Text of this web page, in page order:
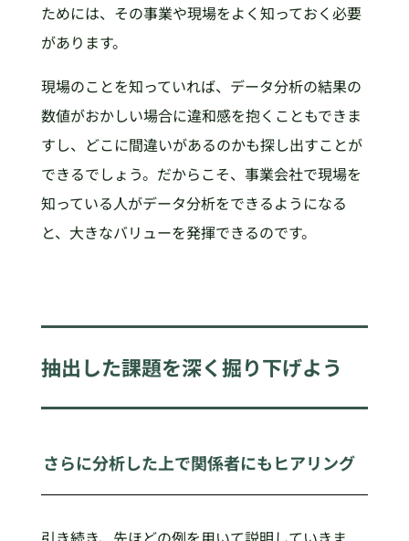
ためには、その事業や現場をよく知っておく必要
があります。
現場のことを知っていれば、データ分析の結果の
数値がおかしい場合に違和感を抱くこともできま
すし、どこに間違いがあるのかも探し出すことが
できるでしょう。だからこそ、事業会社で現場を
知っている人がデータ分析をできるようになる
と、大きなバリューを発揮できるのです。
抽出した課題を深く掘り下げよう
さらに分析した上で関係者にもヒアリング